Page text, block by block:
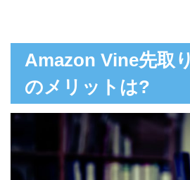
Amazon Vine先取
のメリットは?